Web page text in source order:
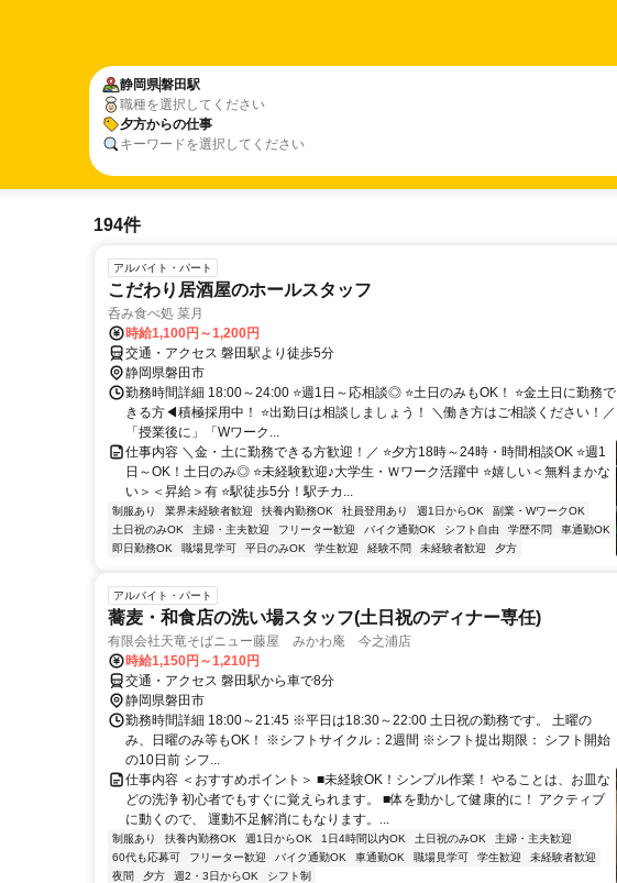
静岡県磐田駅
職種を選択してください
夕方からの仕事
キーワードを選択してください
194件
アルバイト・パート
こだわり居酒屋のホールスタッフ
呑み食べ処 菜月
時給1,100円～1,200円
交通・アクセス 磐田駅より徒歩5分
静岡県磐田市
勤務時間詳細 18:00～24:00 ⭐週1日～応相談◎ ⭐土日のみもOK！ ⭐金土日に勤務で
きる方◀積極採用中！ ⭐出勤日は相談しましょう！ ＼働き方はご相談ください！／
「授業後に」「Wワーク...
仕事内容 ＼金・土に勤務できる方歓迎！／ ⭐夕方18時～24時・時間相談OK ⭐週1
日～OK！土日のみ◎ ⭐未経験歓迎♪大学生・Ｗワーク活躍中 ⭐嬉しい＜無料まかな
い＞＜昇給＞有 ⭐駅徒歩5分！駅チカ...
制服あり 業界未経験者歓迎 扶養内勤務OK 社員登用あり 週1日からOK
副業・WワークOK
土日祝のみOK
主婦・主夫歓迎 フリーター歓迎 バイク通勤OK シフト自由 学歴不問
車通勤OK
即日勤務OK
職場見学可 平日のみOK 学生歓迎 経験不問 未経験者歓迎 夕方
アルバイト・パート
蕎麦・和食店の洗い場スタッフ(土日祝のディナー専任)
有限会社天竜そばニュー藤屋 みかわ庵 今之浦店
時給1,150円～1,210円
交通・アクセス 磐田駅から車で8分
静岡県磐田市
勤務時間詳細 18:00～21:45 ※平日は18:30～22:00 土日祝の勤務です。 土曜の
み、日曜のみ等もOK！ ※シフトサイクル：2週間 ※シフト提出期限： シフト開始
の10日前 シフ...
仕事内容 ＜おすすめポイント＞ ■未経験OK！シンプル作業！ やることは、お皿な
どの洗浄 初心者でもすぐに覚えられます。 ■体を動かして健康的に！ アクティブ
に動くので、 運動不足解消にもなります。...
制服あり 扶養内勤務OK 週1日からOK 1日4時間以内OK 土日祝のみOK
主婦・主夫歓迎
60代も応募可
フリーター歓迎 バイク通勤OK 車通勤OK 職場見学可 学生歓迎
未経験者歓迎
夜間
夕方 週2・3日からOK シフト制